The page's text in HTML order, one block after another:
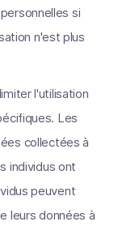
si
n'est plus
l'utilisation
Les
collectées à
individus ont
peuvent
leurs données à